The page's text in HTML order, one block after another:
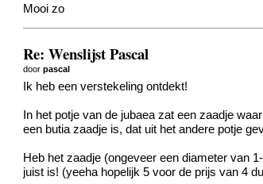
Mooi zo
Re: Wenslijst Pascal
doorpascal
Ik heb een verstekeling ontdekt!
In het potje van de jubaea zat een zaadje
een butia zaadje is, dat uit het andere potje
Heb het zaadje (ongeveer een diameter van
juist is! (yeeha hopelijk 5 voor de prijs van 4